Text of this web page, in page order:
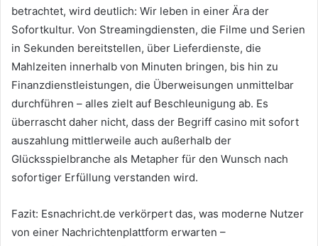
betrachtet, wird deutlich: Wir leben in einer Ära der
Sofortkultur. Von Streamingdiensten, die Filme und Serien
in Sekunden bereitstellen, über Lieferdienste, die
Mahlzeiten innerhalb von Minuten bringen, bis hin zu
Finanzdienstleistungen, die Überweisungen unmittelbar
durchführen – alles zielt auf Beschleunigung ab. Es
überrascht daher nicht, dass der Begriff casino mit sofort
auszahlung mittlerweile auch außerhalb der
Glücksspielbranche als Metapher für den Wunsch nach
sofortiger Erfüllung verstanden wird.
Fazit: Esnachricht.de verkörpert das, was moderne Nutzer
von einer Nachrichtenplattform erwarten –